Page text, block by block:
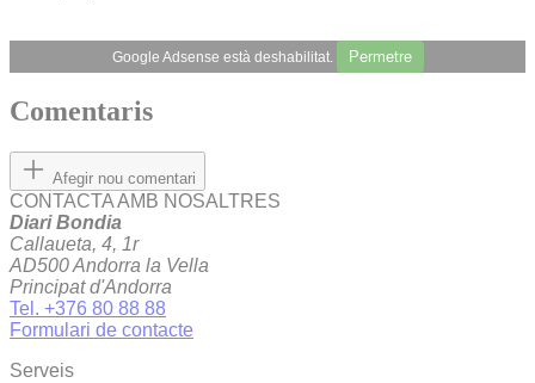
Google Adsense està deshabilitat. Permetre
Comentaris
Afegir nou comentari
CONTACTA AMB NOSALTRES
Diari Bondia
Callaueta, 4, 1r
AD500 Andorra la Vella
Principat d'Andorra
Tel. +376 80 88 88
Formulari de contacte
Serveis